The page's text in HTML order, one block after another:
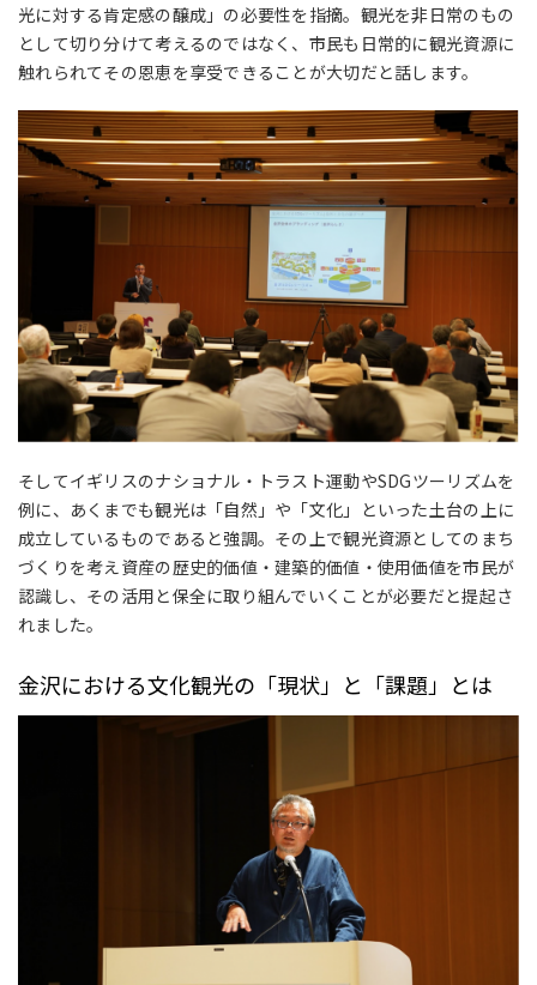
光に対する肯定感の醸成」の必要性を指摘。観光を非日常のもの
として切り分けて考えるのではなく、市民も日常的に観光資源に
触れられてその恩恵を享受できることが大切だと話します。
そしてイギリスのナショナル・トラスト運動やSDGツーリズムを
例に、あくまでも観光は「自然」や「文化」といった土台の上に
成立しているものであると強調。その上で観光資源としてのまち
づくりを考え資産の歴史的価値・建築的価値・使用価値を市民が
認識し、その活用と保全に取り組んでいくことが必要だと提起さ
れました。
金沢における文化観光の「現状」と「課題」とは